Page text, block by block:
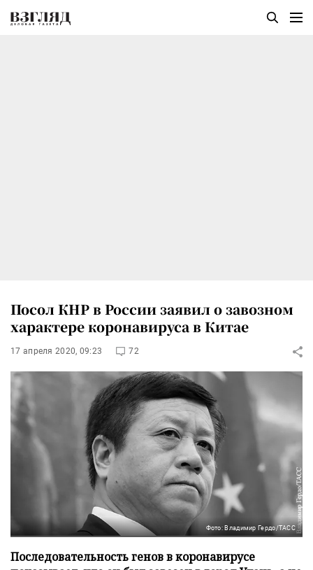
Посол КНР в России заявил о завозном
характере коронавируса в Китае
17 апреля 2020, 09:23 72
Фото: Владимир Гердо/ТАСС
Последовательность генов в коронавирусе